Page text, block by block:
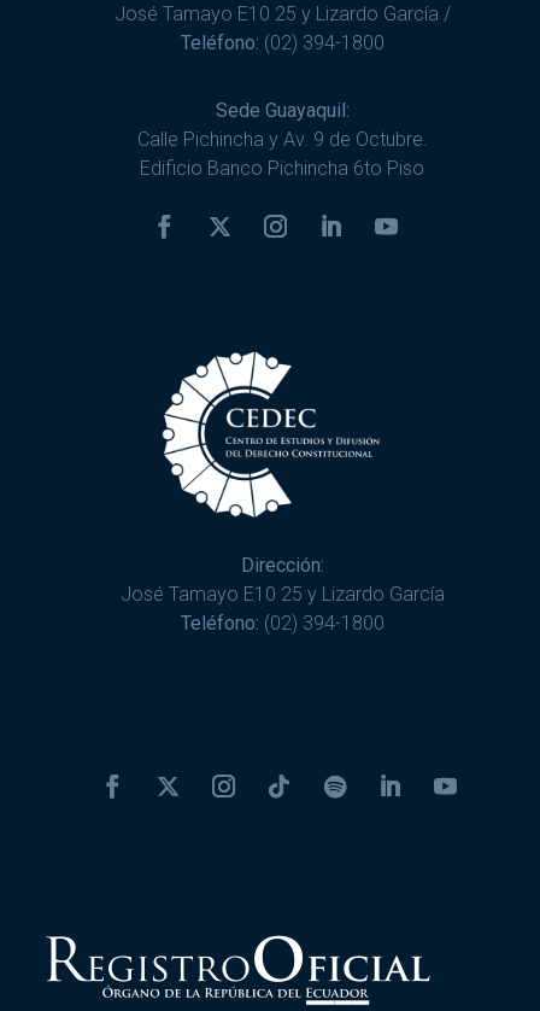
José Tamayo E10 25 y Lizardo García /
Teléfono: (02) 394-1800
Sede Guayaquil:
Calle Pichincha y Av. 9 de Octubre.
Edificio Banco Pichincha 6to Piso
Dirección:
José Tamayo E10 25 y Lizardo García
Teléfono: (02) 394-1800